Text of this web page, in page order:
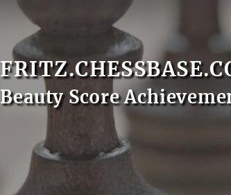
Beauty Score